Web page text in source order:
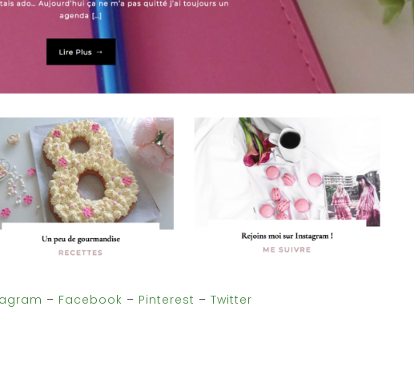
– Facebook – Pinterest – Twitter